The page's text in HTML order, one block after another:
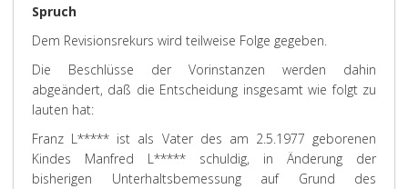
Spruch
Dem Revisionsrekurs wird teilweise Folge gegeben.
Die Beschlüsse der Vorinstanzen werden dahin
abgeändert, daß die Entscheidung insgesamt wie folgt zu
lauten hat:
Franz L***** ist als Vater des am 2.5.1977 geborenen
Kindes Manfred L***** schuldig, in Änderung der
bisherigen Unterhaltsbemessung auf Grund des